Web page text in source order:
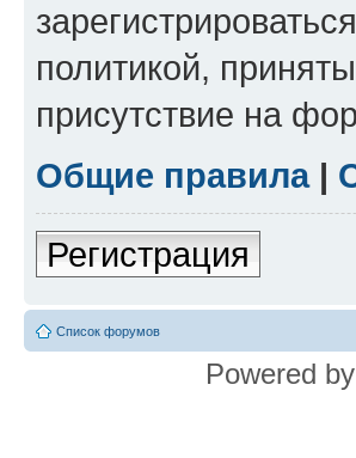
политикой,
присутствие на
Общие правила|
Регистрация
Список форумов
Powered by